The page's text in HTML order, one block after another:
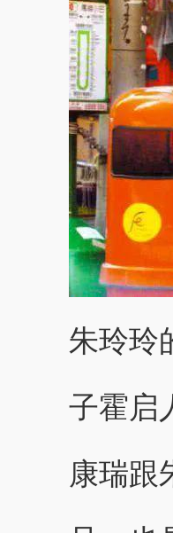
朱玲玲
子霍启
康瑞跟